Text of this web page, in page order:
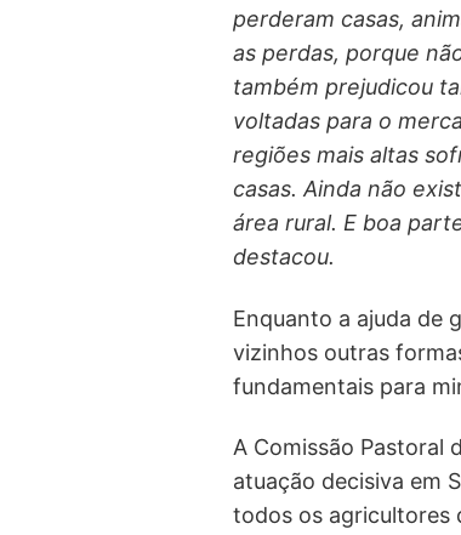
perderam casas,
as perdas, porque
também prejudicou
voltadas para o
regiões mais altas
casas. Ainda não
área rural. E boa
destacou.
Enquanto a ajuda de
vizinhos outras
fundamentais para
A Comissão Pastoral
atuação decisiva em
todos os agricultores